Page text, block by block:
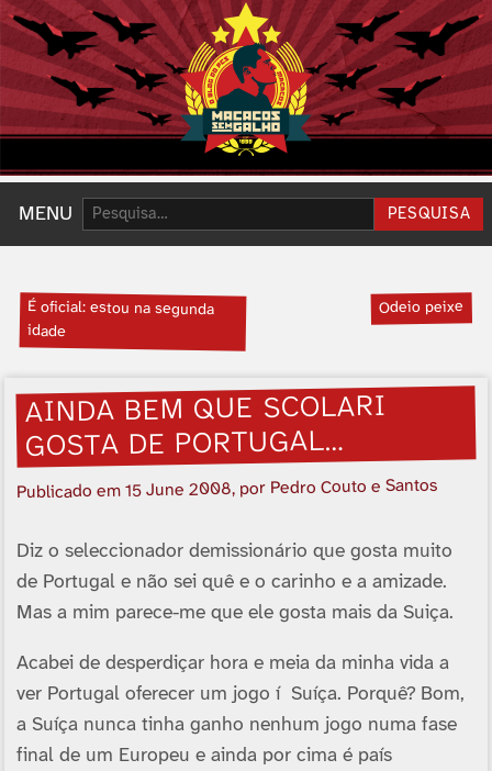
MENU Pesquisar: PESQUISA
É oficial: estou na segunda
idade
Odeio peixe
AINDA BEM QUE SCOLARI
GOSTA DE PORTUGAL…
Publicado em15 June 2008, por Pedro Couto e Santos
Diz o seleccionador demissionário que gosta muito
de Portugal e não sei quê e o carinho e a amizade.
Mas a mim parece-me que ele gosta mais da Suiça.
Acabei de desperdiçar hora e meia da minha vida a
ver Portugal oferecer um jogo í Suí­ça. Porquê? Bom,
a Suí­ça nunca tinha ganho nenhum jogo numa fase
final de um Europeu e ainda por cima é paí­s